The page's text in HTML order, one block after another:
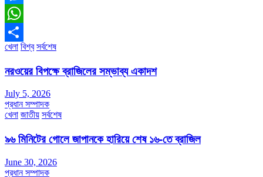
Messenger
WhatsApp
Share
খেলা বিশ্ব সর্বশেষ
নরওয়ের বিপক্ষে ব্রাজিলের সম্ভাব্য একাদশ
July 5, 2026
প্রধান সম্পাদক
খেলা জাতীয় সর্বশেষ
৯৬ মিনিটের গোলে জাপানকে হারিয়ে শেষ ১৬-তে ব্রাজিল
June 30, 2026
প্রধান সম্পাদক